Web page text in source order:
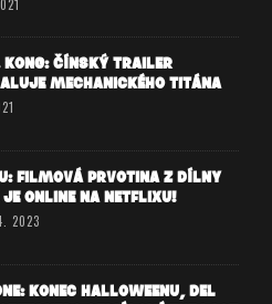
ČÍNSKÝ TRAILER
MECHANICKÉHO TITÁNA
FILMOVÁ PRVOTINA Z DÍLNY
ONLINE NA NETFLIXU!
2023
KONEC HALLOWEENU, DEL